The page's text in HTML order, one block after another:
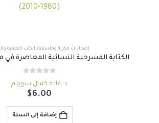
إصدارات فكرية وفلسفية, الكتب العلمية
الكتابة المسرحية النسائية المعاصرة في مصر
د. غادة كمال سويلم
$6.00
إضافة إلى السلة